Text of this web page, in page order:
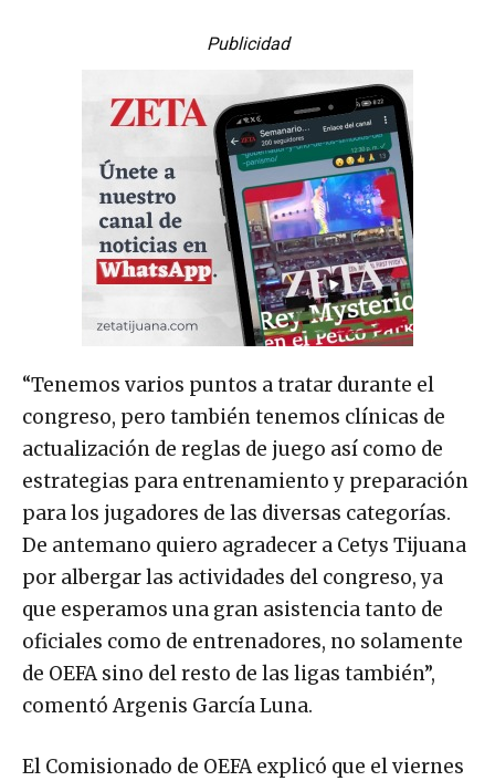
Publicidad
“Tenemos varios puntos a tratar durante el
congreso, pero también tenemos clínicas de
actualización de reglas de juego así como de
estrategias para entrenamiento y preparación
para los jugadores de las diversas categorías.
De antemano quiero agradecer a Cetys Tijuana
por albergar las actividades del congreso, ya
que esperamos una gran asistencia tanto de
oficiales como de entrenadores, no solamente
de OEFA sino del resto de las ligas también”,
comentó Argenis García Luna.
El Comisionado de OEFA explicó que el viernes